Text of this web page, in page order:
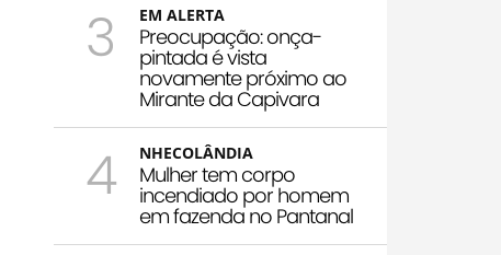
3 EM ALERTA
Preocupação: onça-
pintada é vista
novamente próximo ao
Mirante da Capivara
4 NHECOLÂNDIA
Mulher tem corpo
incendiado por homem
em fazenda no Pantanal